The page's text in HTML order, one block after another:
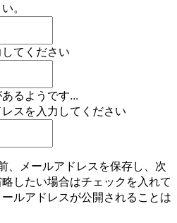
。
てください
ル：
るようです...
スを入力してください
の
ウ
ェ
、メールアドレスを保存し、次
したい場合はチェックを入れて
ルアドレスが公開されることは